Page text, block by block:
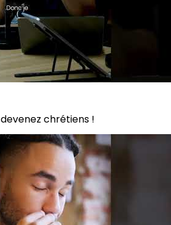
chrétiens !